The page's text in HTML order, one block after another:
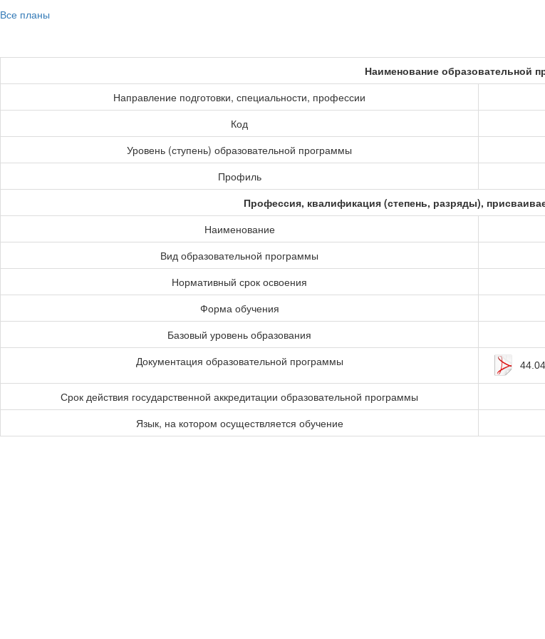
Все планы
Наименование образовательной
Направление подготовки, специальности, профессии
Код
Уровень (ступень) образовательной программы
Профиль
Профессия, квалификация (степень, разряды),
Наименование
Вид образовательной программы
Нормативный срок освоения
Форма обучения
Базовый уровень образования
Документация образовательной программы
Срок действия государственной аккредитации образовательной программы
Язык, на котором осуществляется обучение